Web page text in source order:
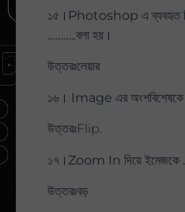
১৫।Photoshop এ ব্যবহৃত
………..বলা হয়।
উত্তরঃলেয়ার
১৬। Image এর অংশবিশেষকে
উত্তরঃFlip.
১৭।Zoom In দিয়ে ইমেজকে
উত্তরঃবড়